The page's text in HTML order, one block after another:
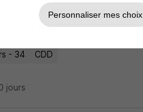
Commercial H/F
- 34 CDD
jours
Personnaliser mes choix